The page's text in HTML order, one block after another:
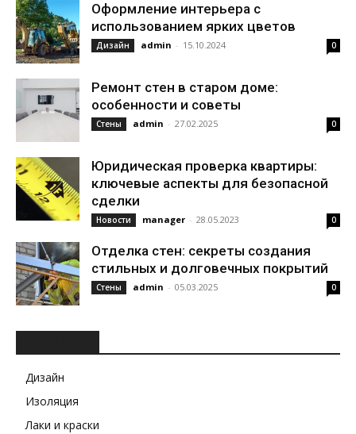
Оформление интерьера с
использованием ярких цветов
Дизайн admin - 15.10.2024 0
Ремонт стен в старом доме:
особенности и советы
Стены admin - 27.02.2025 0
Юридическая проверка квартиры:
ключевые аспекты для безопасной
сделки
Новости manager - 28.05.2023 0
Отделка стен: секреты создания
стильных и долговечных покрытий
Стены admin - 05.03.2025 0
Дизайн
Изоляция
Лаки и краски